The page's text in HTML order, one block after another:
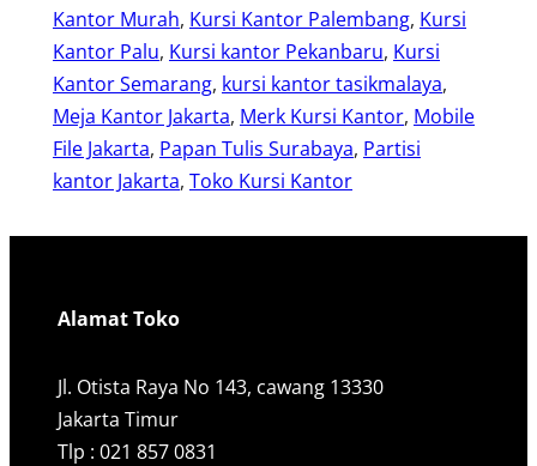
Kantor Murah, Kursi Kantor Palembang, Kursi
Kantor Palu, Kursi kantor Pekanbaru, Kursi
Kantor Semarang, kursi kantor tasikmalaya
Meja Kantor Jakarta, Merk Kursi Kantor, Mobile
File Jakarta, Papan Tulis Surabaya, Partisi
kantor Jakarta, Toko Kursi Kantor
Alamat Toko
Jl. Otista Raya No 143, cawang 13330
Jakarta Timur
Tlp : 021 857 0831